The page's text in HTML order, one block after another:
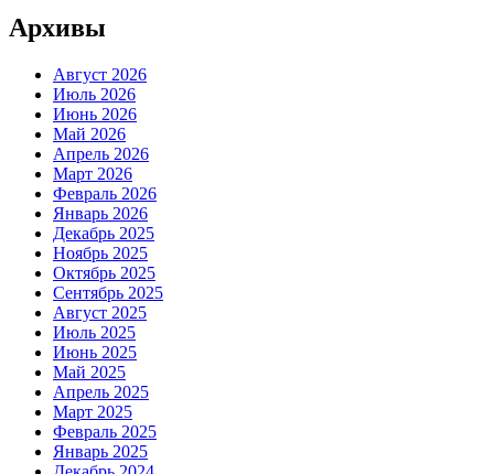
Архивы
Август 2026
Июль 2026
Июнь 2026
Май 2026
Апрель 2026
Март 2026
Февраль 2026
Январь 2026
Декабрь 2025
Ноябрь 2025
Октябрь 2025
Сентябрь 2025
Август 2025
Июль 2025
Июнь 2025
Май 2025
Апрель 2025
Март 2025
Февраль 2025
Январь 2025